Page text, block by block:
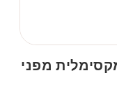
מפני